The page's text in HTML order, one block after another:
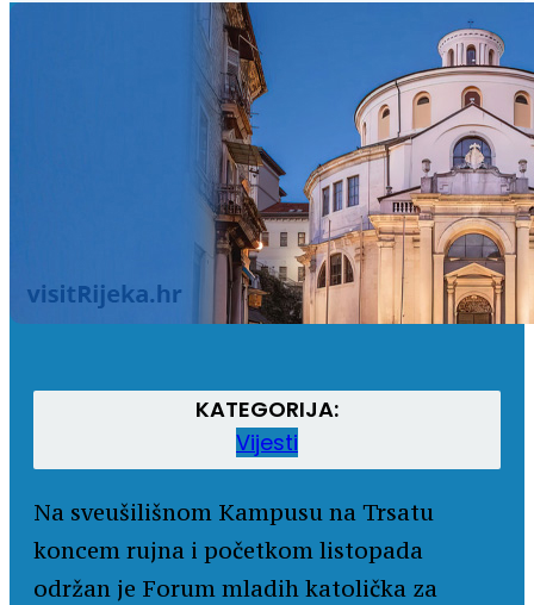
KATEGORIJA:
Vijesti
Na sveušilišnom Kampusu na Trsatu
koncem rujna i početkom listopada
održan je Forum mladih katolička za